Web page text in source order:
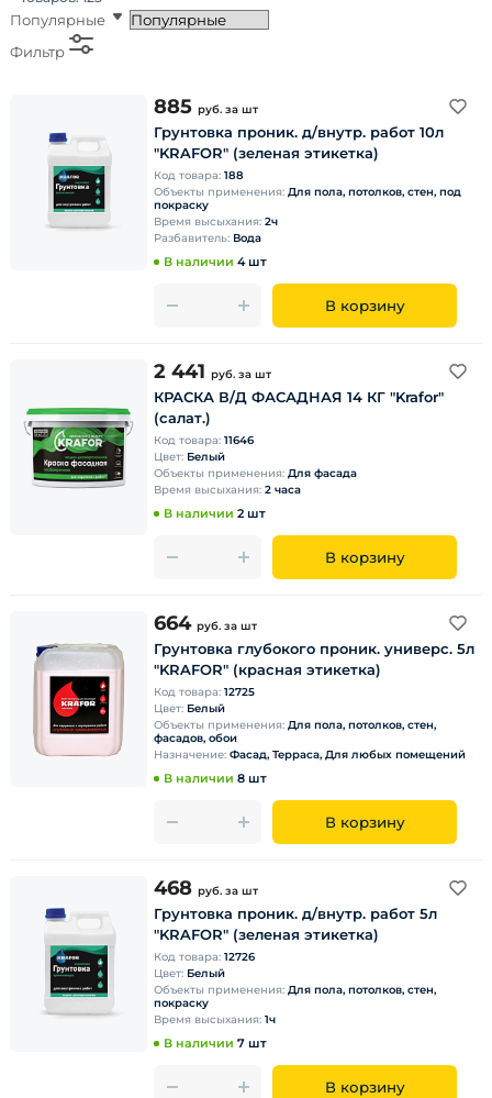
Популярные
Фильтр
885 руб. за шт
Грунтовка проник. д/внутр. работ 10л
"KRAFOR" (зеленая этикетка)
Код товара: 188
Объекты применения: Для пола, потолков, стен, под
покраску
Время высыхания: 2ч
Разбавитель: Вода
В наличии 4 шт
В корзину
2 441 руб. за шт
КРАСКА В/Д ФАСАДНАЯ 14 КГ "Krafor"
(салат.)
Код товара: 11646
Цвет: Белый
Объекты применения: Для фасада
Время высыхания: 2 часа
В наличии 2 шт
В корзину
664 руб. за шт
Грунтовка глубокого проник. универс. 5л
"KRAFOR" (красная этикетка)
Код товара: 12725
Цвет: Белый
Объекты применения: Для пола, потолков, стен,
фасадов, обои
Назначение: Фасад, Терраса, Для любых помещений
В наличии 8 шт
В корзину
468 руб. за шт
Грунтовка проник. д/внутр. работ 5л
"KRAFOR" (зеленая этикетка)
Код товара: 12726
Цвет: Белый
Объекты применения: Для пола, потолков, стен,
покраску
Время высыхания: 1ч
В наличии 7 шт
В корзину